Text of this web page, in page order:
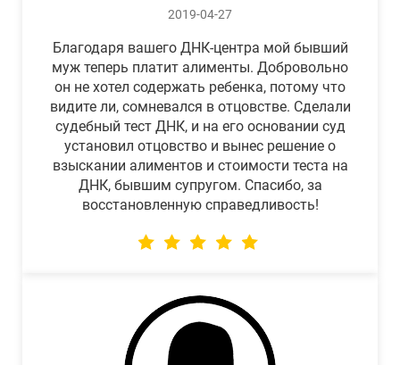
2019-04-27
Благодаря вашего ДНК-центра мой бывший
муж теперь платит алименты. Добровольно
он не хотел содержать ребенка, потому что
видите ли, сомневался в отцовстве. Сделали
судебный тест ДНК, и на его основании суд
установил отцовство и вынес решение о
взыскании алиментов и стоимости теста на
ДНК, бывшим супругом. Спасибо, за
восстановленную справедливость!